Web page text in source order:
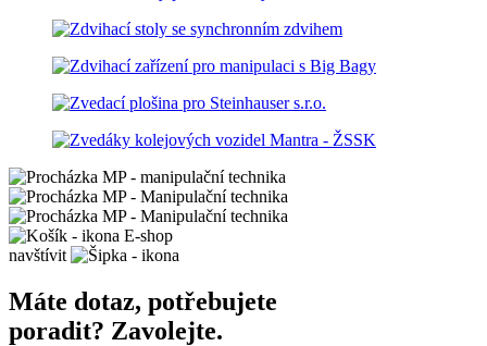
E-shop
navštívit
Máte dotaz, potřebujete
poradit? Zavolejte.